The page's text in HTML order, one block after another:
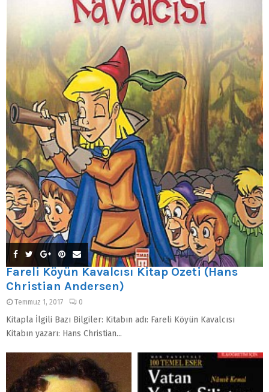
Fareli Köyün Kavalcısı Kitap Özeti (Hans
Christian Andersen)
Temmuz 1, 2017 0
Kitapla İlgili Bazı Bilgiler: Kitabın adı: Fareli Köyün Kavalcısı
Kitabın yazarı: Hans Christian...